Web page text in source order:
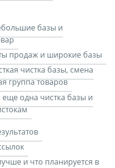
базы и
продаж и широкие базы
чистка базы, смена
группа товаров
еще одна чистка базы и
и что планируется в